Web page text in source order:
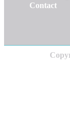
Contact